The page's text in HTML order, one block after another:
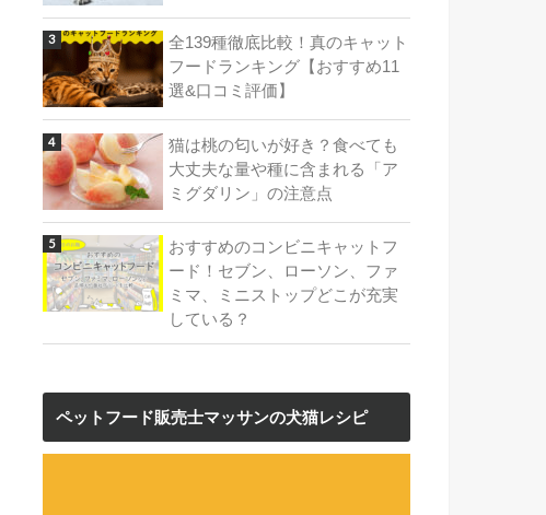
全139種徹底比較！真のキャット
フードランキング【おすすめ11
選&口コミ評価】
猫は桃の匂いが好き？食べても
大丈夫な量や種に含まれる「ア
ミグダリン」の注意点
おすすめのコンビニキャットフ
ード！セブン、ローソン、ファ
ミマ、ミニストップどこが充実
している？
ペットフード販売士マッサンの犬猫レシピ